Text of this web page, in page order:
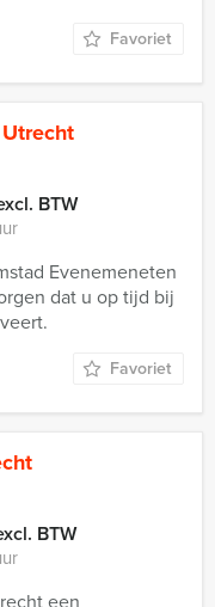
Favoriet
BTW
Evenemeneten
dat u op tijd bij
Favoriet
BTW